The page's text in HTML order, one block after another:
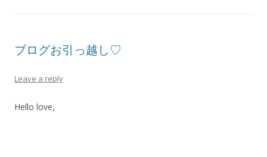
ブログお引っ越し♡
Leave a reply
Hello love,